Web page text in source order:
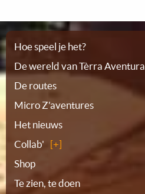
Plattegrond
Hoe speel je het?
De wereld van Tèrra Aventura
De routes
Micro Z'aventures
Het nieuws
Collab'
Shop
Te zien, te doen